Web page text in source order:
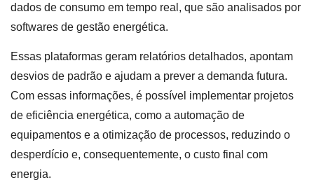
dados de consumo em tempo real, que são analisados por
softwares de gestão energética.
Essas plataformas geram relatórios detalhados, apontam
desvios de padrão e ajudam a prever a demanda futura.
Com essas informações, é possível implementar projetos
de eficiência energética, como a automação de
equipamentos e a otimização de processos, reduzindo o
desperdício e, consequentemente, o custo final com
energia.